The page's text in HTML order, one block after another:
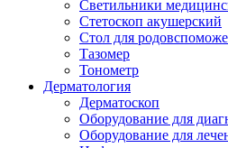
Светильники
Стетоскоп акушерский
Стол для
Тазомер
Тонометр
Дерматология
Дерматоскоп
Оборудование для
Оборудование для